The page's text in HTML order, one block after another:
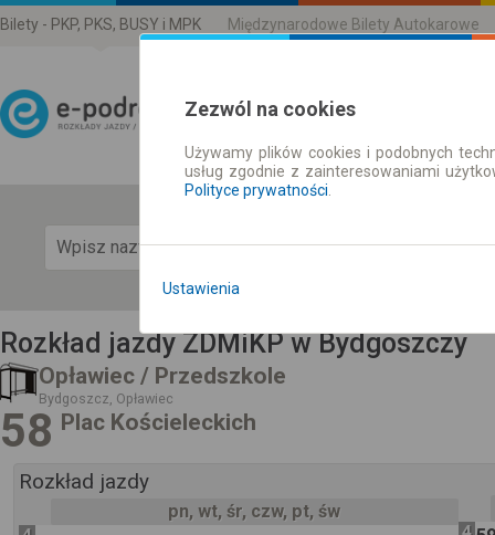
Bilety - PKP, PKS, BUSY i MPK Międzynarodowe Bilety Autokarowe
Rozkład Jazdy | Bilety
Rozkład jazdy ZDMiKP w Bydgoszczy
Opławiec / Przedszkole
Bydgoszcz, Opławiec
58 Plac Kościeleckich
Rozkład jazdy
pn, wt, śr, czw, pt, św
Zezwól na cookies
Używamy plików cookies i podobnych
usług zgodnie z zainteresowaniami
Polityce prywatności
Ustawienia